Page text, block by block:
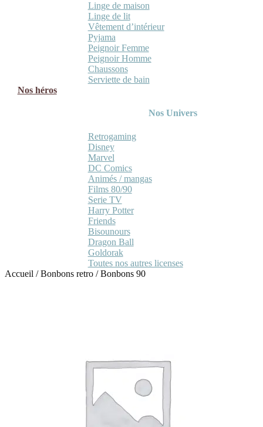
Linge de maison
Linge de lit
Vêtement d’intérieur
Pyjama
Peignoir Femme
Peignoir Homme
Chaussons
Serviette de bain
Nos héros
Nos Univers
Retrogaming
Disney
Marvel
DC Comics
Animés / mangas
Films 80/90
Serie TV
Harry Potter
Friends
Bisounours
Dragon Ball
Goldorak
Toutes nos autres licenses
Accueil /Bonbons retro /Bonbons 90